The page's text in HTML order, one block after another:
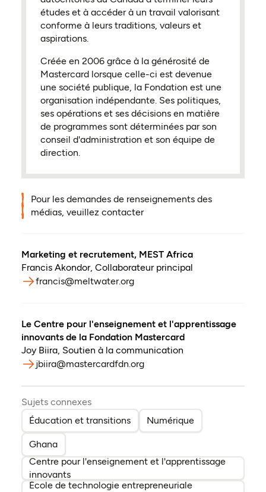
études et à accéder à un travail valorisant
conforme à leurs traditions, valeurs et
aspirations.
Créée en 2006 grâce à la générosité de
Mastercard lorsque celle-ci est devenue
une société publique, la Fondation est une
organisation indépendante. Ses politiques,
ses opérations et ses décisions en matière
de programmes sont déterminées par son
conseil d'administration et son équipe de
direction.
Pour les demandes de renseignements des
médias, veuillez contacter
Marketing et recrutement, MEST Africa
Francis Akondor, Collaborateur principal
francis@meltwater.org
Le Centre pour l'enseignement et l'apprentissage
innovants de la Fondation Mastercard
Joy Biira, Soutien à la communication
jbiira@mastercardfdn.org
Sujets connexes
Éducation et transitions
Numérique
Ghana
Centre pour l'enseignement et l'apprentissage
innovants
École de technologie entrepreneuriale